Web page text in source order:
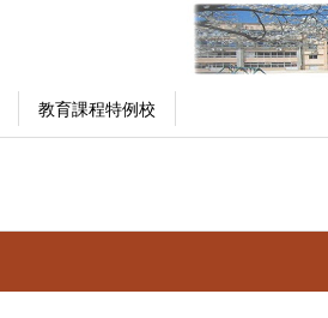
教育課程特例校